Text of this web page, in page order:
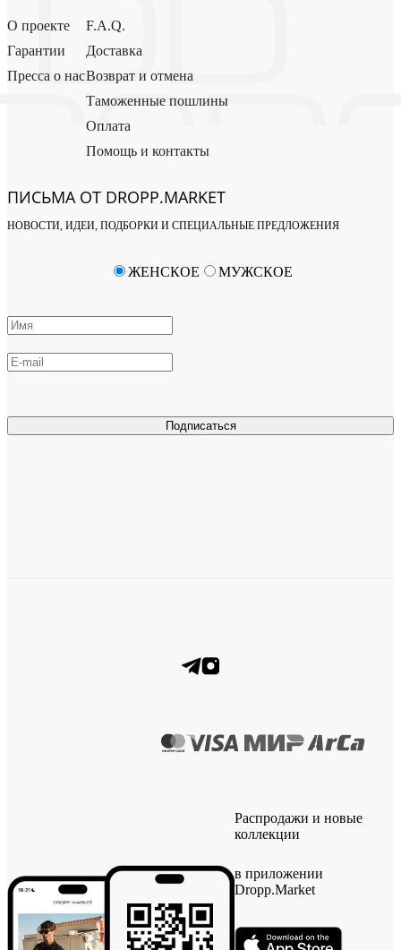
О проекте
Гарантии
Пресса о нас
F.A.Q.
Доставка
Возврат и отмена
Таможенные пошлины
Оплата
Помощь и контакты
ПИСЬМА ОТ DROPP.MARKET
НОВОСТИ, ИДЕИ, ПОДБОРКИ И СПЕЦИАЛЬНЫЕ ПРЕДЛОЖЕНИЯ
Подписаться
ЖЕНСКОЕ МУЖСКОЕ
Распродажи и новые
коллекции
в приложении
Dropp.Market